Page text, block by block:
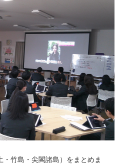
竹島・尖閣諸島）をまとめま